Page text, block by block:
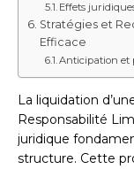
Effets
Stratégies et
Efficace
Anticipation et
La liquidation
Responsabilité
juridique
structure. Cette